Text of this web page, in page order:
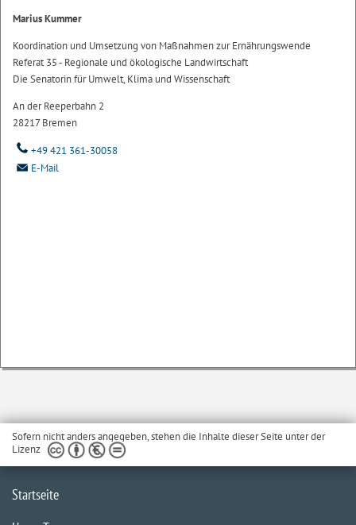
Marius Kummer
Koordination und Umsetzung von Maßnahmen zur Ernährungswende
Referat 35 - Regionale und ökologische Landwirtschaft
Die Senatorin für Umwelt, Klima und Wissenschaft
An der Reeperbahn 2
28217 Bremen
+49 421 361-30058
E-Mail
Sofern nicht anders angegeben, stehen die Inhalte dieser Seite unter der
Lizenz
Startseite